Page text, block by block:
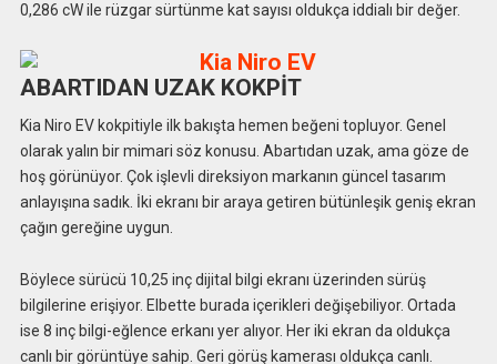
0,286 cW ile rüzgar sürtünme kat sayısı oldukça iddialı bir değer.
ABARTIDAN UZAK KOKPİT
Kia Niro EV kokpitiyle ilk bakışta hemen beğeni topluyor. Genel
olarak yalın bir mimari söz konusu. Abartıdan uzak, ama göze de
hoş görünüyor. Çok işlevli direksiyon markanın güncel tasarım
anlayışına sadık. İki ekranı bir araya getiren bütünleşik geniş ekran
çağın gereğine uygun.
Böylece sürücü 10,25 inç dijital bilgi ekranı üzerinden sürüş
bilgilerine erişiyor. Elbette burada içerikleri değişebiliyor. Ortada
ise 8 inç bilgi-eğlence erkanı yer alıyor. Her iki ekran da oldukça
canlı bir görüntüye sahip. Geri görüş kamerası oldukça canlı.